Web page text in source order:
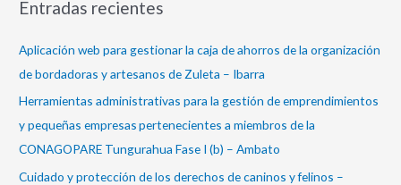
c
r
Entradas recientes
Aplicación web para gestionar la caja de ahorros de la organización
de bordadoras y artesanos de Zuleta – Ibarra
Herramientas administrativas para la gestión de emprendimientos
y pequeñas empresas pertenecientes a miembros de la
CONAGOPARE Tungurahua Fase I (b) – Ambato
Cuidado y protección de los derechos de caninos y felinos –